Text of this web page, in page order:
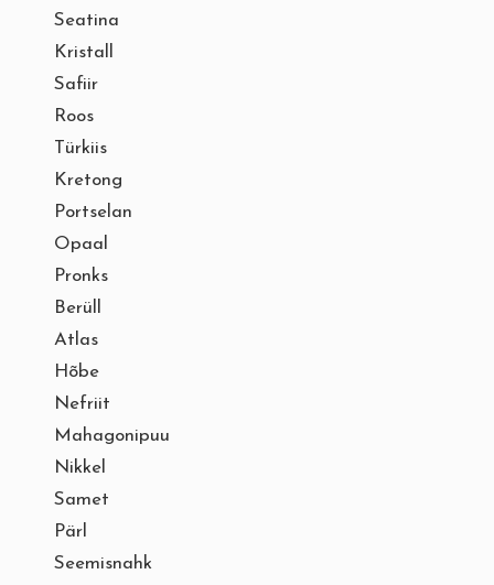
Seatina
Kristall
Safiir
Roos
Türkiis
Kretong
Portselan
Opaal
Pronks
Berüll
Atlas
Hõbe
Nefriit
Mahagonipuu
Nikkel
Samet
Pärl
Seemisnahk